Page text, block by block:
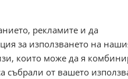
рекламите и да
за използването на
които може да я
събрали от вашето